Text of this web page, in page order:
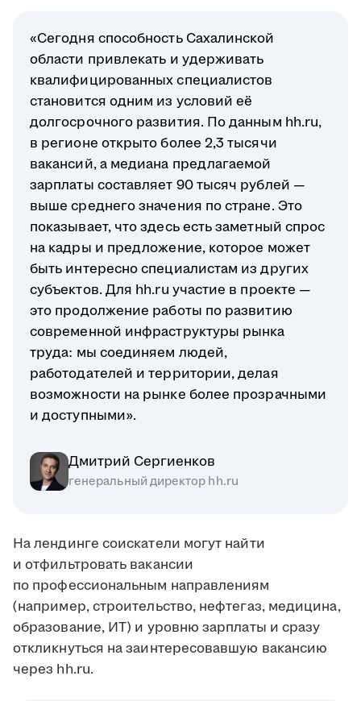
«Сегодня способность Сахалинской
области привлекать и удерживать
квалифицированных специалистов
становится одним из условий её
долгосрочного развития. По данным hh.ru,
в регионе открыто более 2,3 тысячи
вакансий, а медиана предлагаемой
зарплаты составляет 90 тысяч рублей —
выше среднего значения по стране. Это
показывает, что здесь есть заметный спрос
на кадры и предложение, которое может
быть интересно специалистам из других
субъектов. Для hh.ru участие в проекте —
это продолжение работы по развитию
современной инфраструктуры рынка
труда: мы соединяем людей,
работодателей и территории, делая
возможности на рынке более прозрачными
и доступными».
Дмитрий Сергиенков
генеральный директор hh.ru
На лендинге соискатели могут найти
и отфильтровать вакансии
по профессиональным направлениям
(например, строительство, нефтегаз, медицина,
образование, ИТ) и уровню зарплаты и сразу
откликнуться на заинтересовавшую вакансию
через hh.ru.